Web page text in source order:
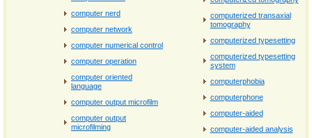
computer nerd
computer network
computer numerical control
computer operation
computer oriented
language
computer output microfilm
computer output
microfilming
computerized transaxial
tomography
computerized typesetting
computerized typesetting
system
computerphobia
computerphone
computer‐aided
computer‐aided analysis